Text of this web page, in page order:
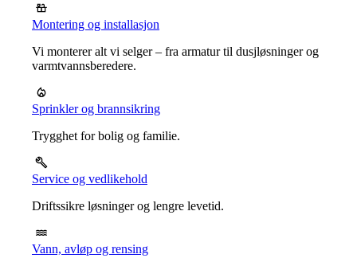
Montering og installasjon
Vi monterer alt vi selger – fra armatur til dusjløsninger og
varmtvannsberedere.
Sprinkler og brannsikring
Trygghet for bolig og familie.
Service og vedlikehold
Driftssikre løsninger og lengre levetid.
Vann, avløp og rensing